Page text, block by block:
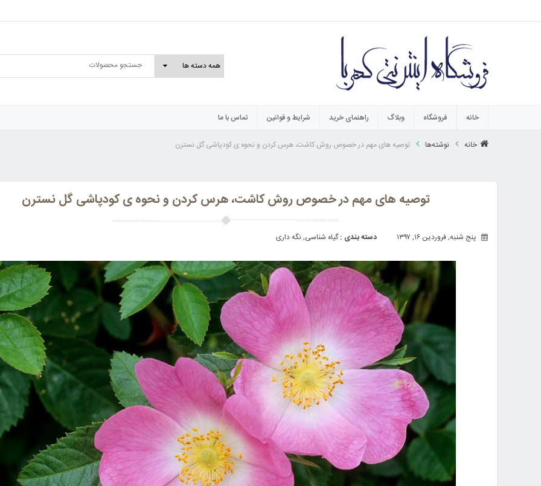
خانه فروشگاه وبلاگ راهنمای خرید شرایط و قوانین تماس با ما
خانه نوشته‌ها توصیه های مهم در خصوص روش کاشت، هرس کردن و نحوه ی کودپاشی گل نسترن
توصیه های مهم در خصوص روش کاشت، هرس کردن و نحوه ی کودپاشی گل نسترن
پنج شنبه, فروردین ۱۶, ۱۳۹۷ دسته بندی :گیاه شناسی,نگه داری